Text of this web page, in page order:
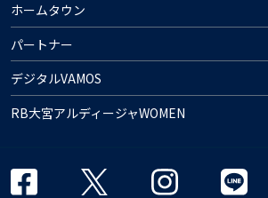
ホームタウン
パートナー
デジタルVAMOS
RB大宮アルディージャWOMEN